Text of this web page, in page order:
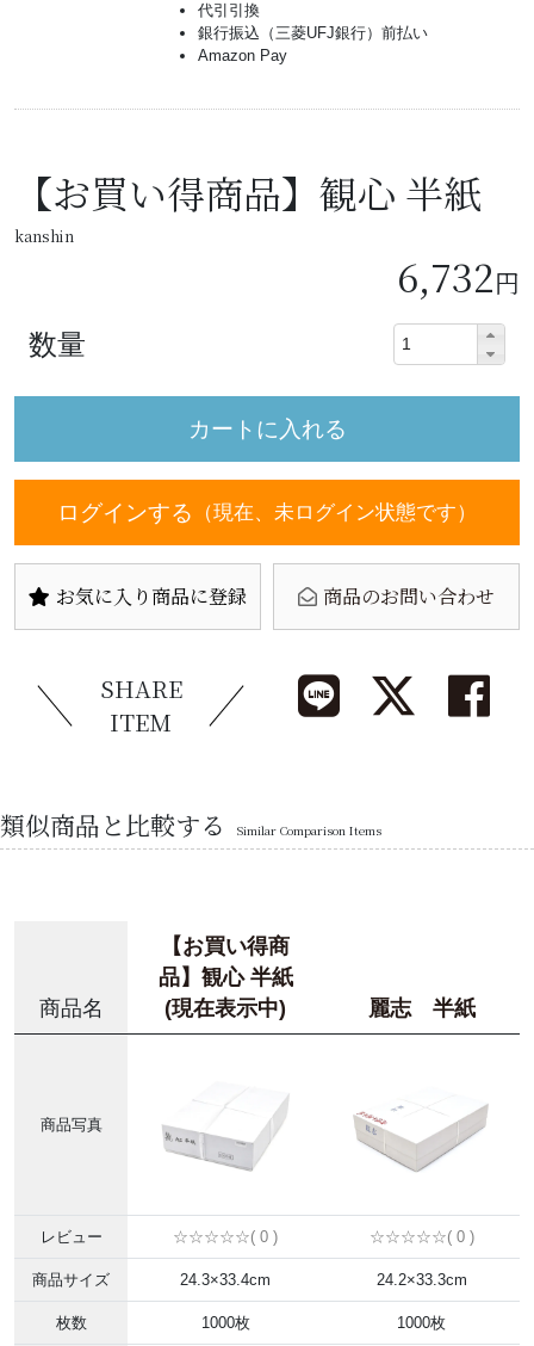
代引引換
銀行振込（三菱UFJ銀行）前払い
Amazon Pay
【お買い得商品】観心 半紙
kanshin
6,732円
数量
ログインする （現在、未ログイン状態です）
お気に入り商品に登録 商品のお問い合わせ
SHARE
ITEM
類似商品と比較する Similar Comparison Items
商品名
【お買い得商
品】観心 半紙
(現在表示中)
麗志 半紙
商品写真
レビュー ☆☆☆☆☆( 0 ) ☆☆☆☆☆( 0 )
商品サイズ 24.3×33.4cm 24.2×33.3cm
枚数 1000枚 1000枚